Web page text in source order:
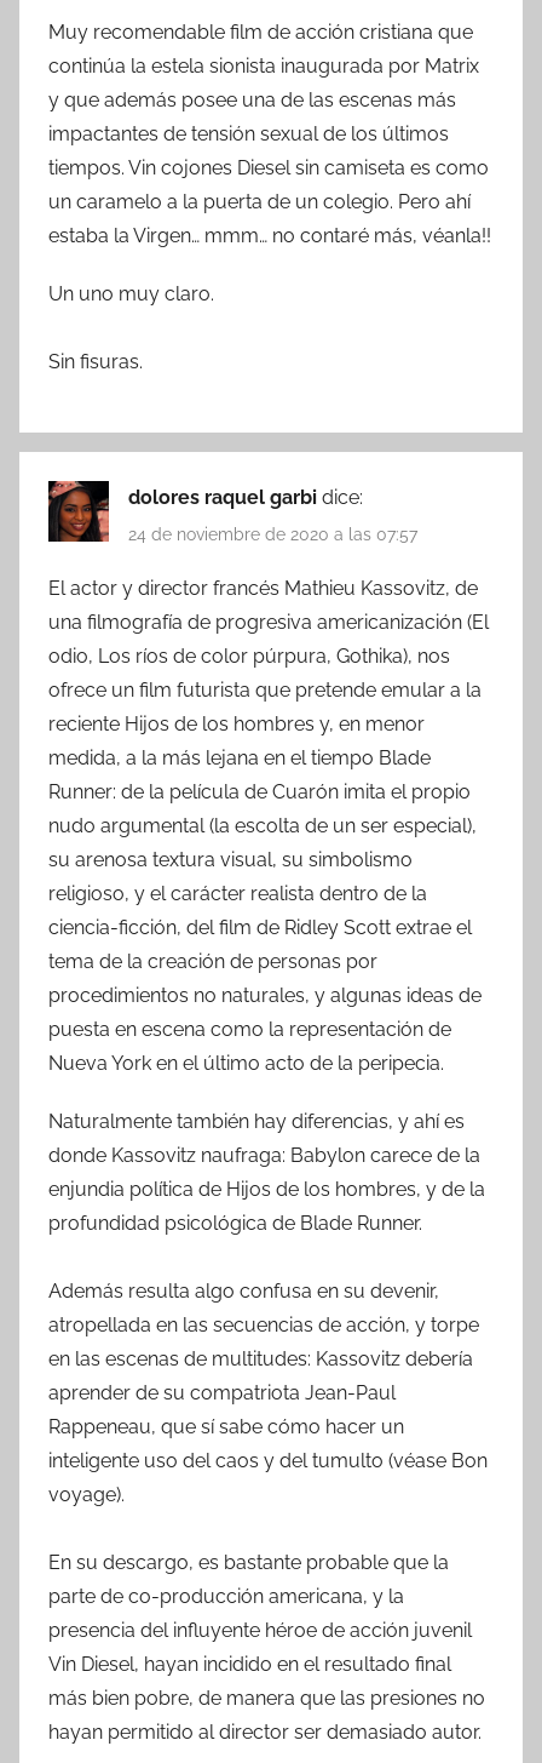
Muy recomendable film de acción cristiana que
continúa la estela sionista inaugurada por Matrix
y que además posee una de las escenas más
impactantes de tensión sexual de los últimos
tiempos. Vin cojones Diesel sin camiseta es como
un caramelo a la puerta de un colegio. Pero ahí
estaba la Virgen… mmm… no contaré más, véanla!!
Un uno muy claro.
Sin fisuras.
dolores raquel garbi dice:
24 de noviembre de 2020 a las 07:57
El actor y director francés Mathieu Kassovitz, de
una filmografía de progresiva americanización (El
odio, Los ríos de color púrpura, Gothika), nos
ofrece un film futurista que pretende emular a la
reciente Hijos de los hombres y, en menor
medida, a la más lejana en el tiempo Blade
Runner: de la película de Cuarón imita el propio
nudo argumental (la escolta de un ser especial),
su arenosa textura visual, su simbolismo
religioso, y el carácter realista dentro de la
ciencia-ficción, del film de Ridley Scott extrae el
tema de la creación de personas por
procedimientos no naturales, y algunas ideas de
puesta en escena como la representación de
Nueva York en el último acto de la peripecia.
Naturalmente también hay diferencias, y ahí es
donde Kassovitz naufraga: Babylon carece de la
enjundia política de Hijos de los hombres, y de la
profundidad psicológica de Blade Runner.
Además resulta algo confusa en su devenir,
atropellada en las secuencias de acción, y torpe
en las escenas de multitudes: Kassovitz debería
aprender de su compatriota Jean-Paul
Rappeneau, que sí sabe cómo hacer un
inteligente uso del caos y del tumulto (véase Bon
voyage).
En su descargo, es bastante probable que la
parte de co-producción americana, y la
presencia del influyente héroe de acción juvenil
Vin Diesel, hayan incidido en el resultado final
más bien pobre, de manera que las presiones no
hayan permitido al director ser demasiado autor.